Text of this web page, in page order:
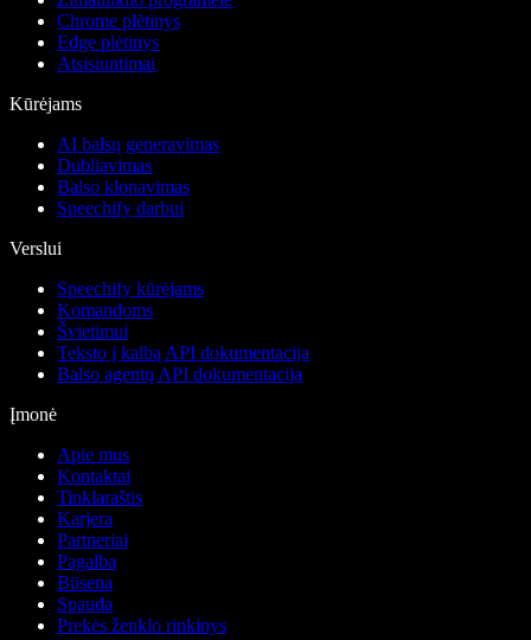
Chrome plėtinys
Edge plėtinys
Atsisiuntimai
Kūrėjams
AI balsų generavimas
Dubliavimas
Balso klonavimas
Speechify darbui
Verslui
Speechify kūrėjams
Komandoms
Švietimui
Teksto į kalbą API dokumentacija
Balso agentų API dokumentacija
Įmonė
Apie mus
Kontaktai
Tinklaraštis
Karjera
Partneriai
Pagalba
Būsena
Spauda
Prekės ženklo rinkinys